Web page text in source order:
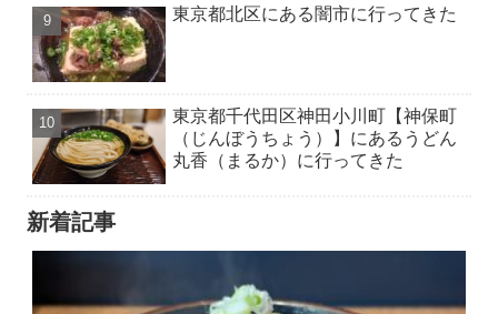
東京都北区にある闇市に行ってきた
東京都千代田区神田小川町【神保町
（じんぼうちょう）】にあるうどん
丸香（まるか）に行ってきた
新着記事